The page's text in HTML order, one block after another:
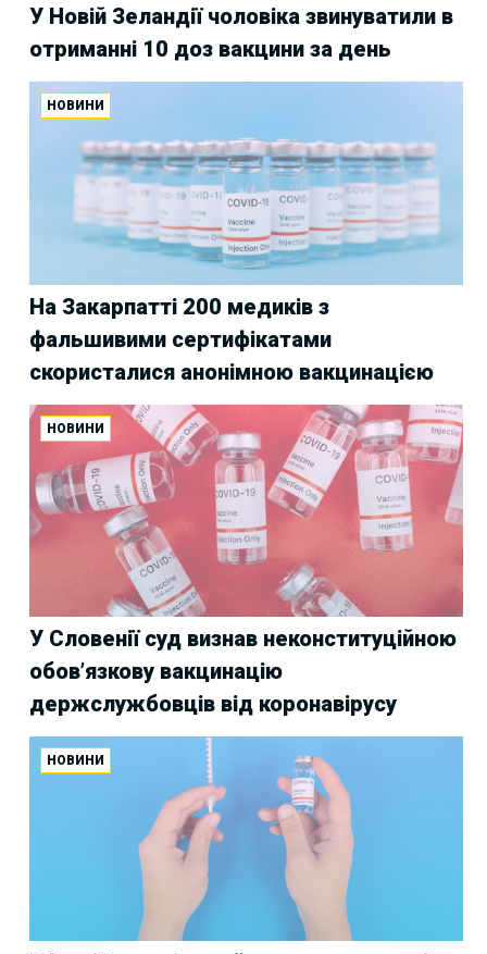
У Новій Зеландії чоловіка звинуватили в
отриманні 10 доз вакцини за день
НОВИНИ
На Закарпатті 200 медиків з
фальшивими сертифікатами
скористалися анонімною вакцинацією
НОВИНИ
У Словенії суд визнав неконституційною
обов’язкову вакцинацію
держслужбовців від коронавірусу
НОВИНИ